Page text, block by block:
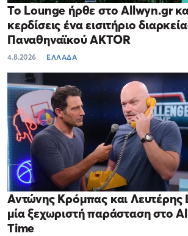
Το Lounge ήρθε στο Allwyn.gr
κερδίσεις ένα εισιτήριο
Παναθηναϊκού AKTOR
4.8.2026 ΕΛΛΑΔΑ
Αντώνης Κρόμπας και Λευτέρης
μία ξεχωριστή παράσταση στο
Time